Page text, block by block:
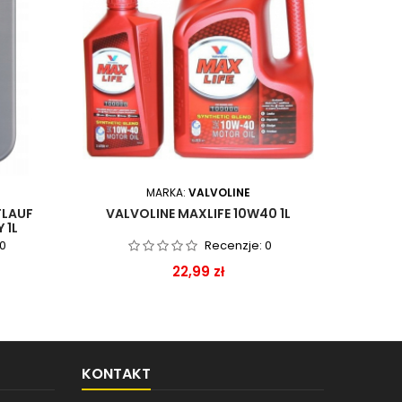
1L
0
MARKA: VALVOLINE
VALVOLINE MAXLIFE 10W40 1L
Recenzje: 0
Cena
22,99 zł
KONTAKT